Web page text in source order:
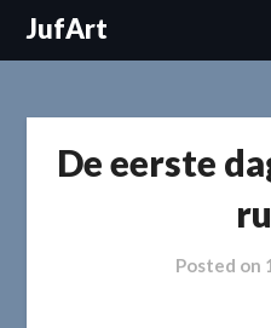
SkipJufArt
De eerste
Posted on